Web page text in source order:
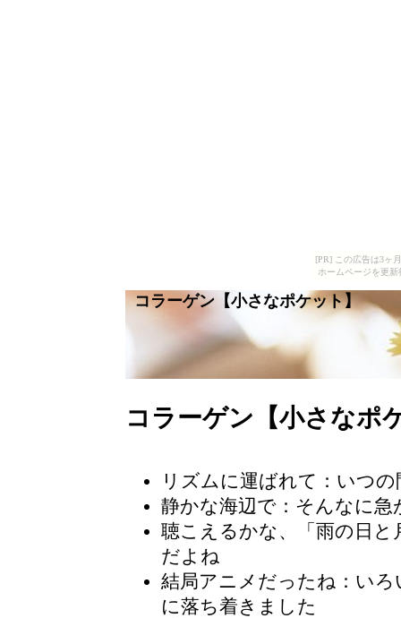
[PR] この広告は3ヶ
ホームページを更
コラーゲン【小さなポケット】
コラーゲン【小さなポ
リズムに運ばれて：いつ
静かな海辺で：そんなに
聴こえるかな、「雨の日
だよね
結局アニメだったね：い
に落ち着きました